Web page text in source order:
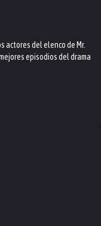
actores del elenco de Mr.
episodios del drama